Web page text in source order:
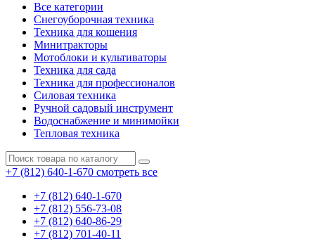
Все категории
Снегоуборочная техника
Техника для кошения
Минитракторы
Мотоблоки и культиваторы
Техника для сада
Техника для профессионалов
Силовая техника
Ручной садовый инструмент
Водоснабжение и минимойки
Тепловая техника
+7 (812) 640-1-670 смотреть все
+7 (812) 640-1-670
+7 (812) 556-73-08
+7 (812) 640-86-29
+7 (812) 701-40-11